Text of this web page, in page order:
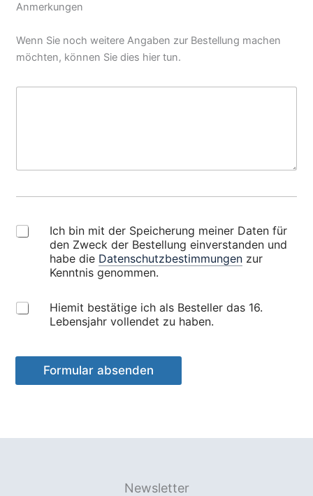
Anmerkungen
Wenn Sie noch weitere Angaben zur Bestellung machen
möchten, können Sie dies hier tun.
T
s
t
D
a
z
Ich bin mit der Speicherung meiner Daten für
den Zweck der Bestellung einverstanden und
habe die Datenschutzbestimmungen zur
Kenntnis genommen.
1
6
h
e
Hiemit bestätige ich als Besteller das 16.
Lebensjahr vollendet zu haben.
Formular absenden
Newsletter